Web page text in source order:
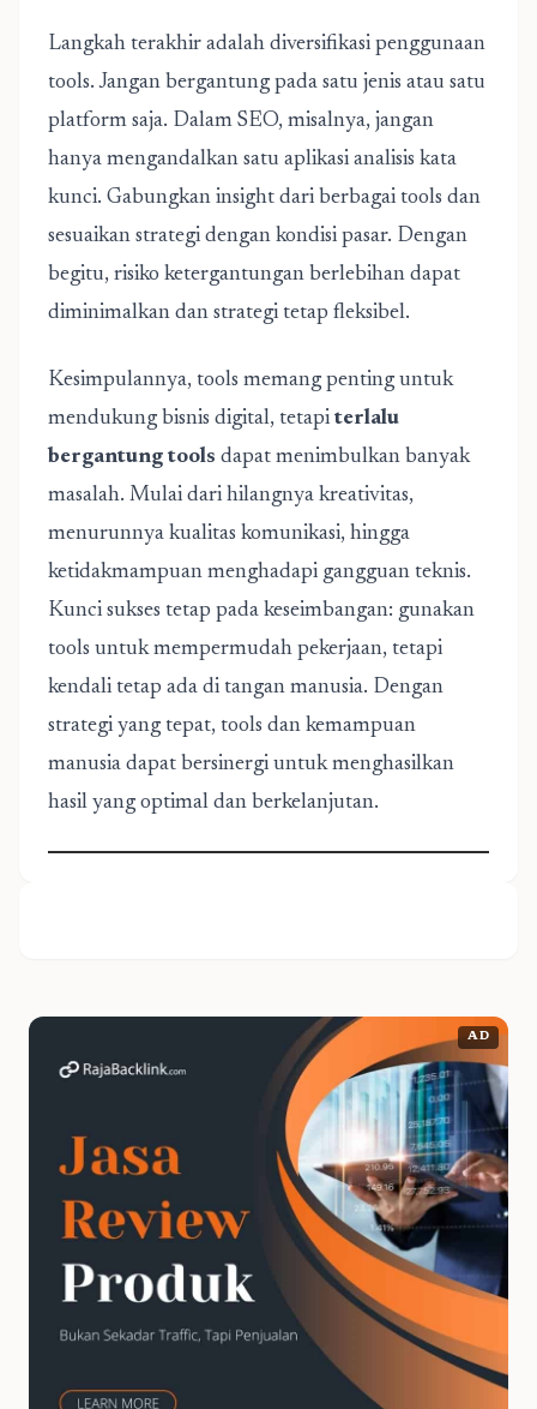
Langkah terakhir adalah diversifikasi penggunaan
tools. Jangan bergantung pada satu jenis atau satu
platform saja. Dalam SEO, misalnya, jangan
hanya mengandalkan satu aplikasi analisis kata
kunci. Gabungkan insight dari berbagai tools dan
sesuaikan strategi dengan kondisi pasar. Dengan
begitu, risiko ketergantungan berlebihan dapat
diminimalkan dan strategi tetap fleksibel.
Kesimpulannya, tools memang penting untuk
mendukung bisnis digital, tetapi terlalu
bergantung tools dapat menimbulkan banyak
masalah. Mulai dari hilangnya kreativitas,
menurunnya kualitas komunikasi, hingga
ketidakmampuan menghadapi gangguan teknis.
Kunci sukses tetap pada keseimbangan: gunakan
tools untuk mempermudah pekerjaan, tetapi
kendali tetap ada di tangan manusia. Dengan
strategi yang tepat, tools dan kemampuan
manusia dapat bersinergi untuk menghasilkan
hasil yang optimal dan berkelanjutan.
AD